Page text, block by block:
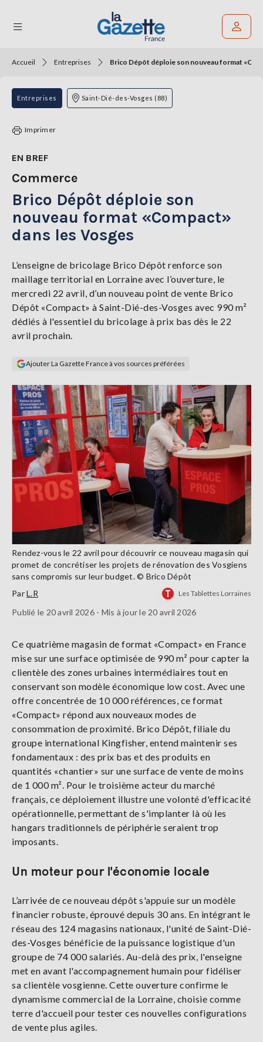
THÉMATIQUES
RÉGIONS
TENDANCES
SERVICES
LA
GAZETTE
Se
connecter
S'abonner
Accueil Entreprises Brico Dépôt déploie son nouveau format
Entreprises Saint-Dié-des-Vosges (88)
Imprimer
EN BREF
Commerce
Brico Dépôt déploie son
nouveau format «Compact»
dans les Vosges
L’enseigne de bricolage Brico Dépôt renforce son
maillage territorial en Lorraine avec l’ouverture, le
mercredi 22 avril, d’un nouveau point de vente Brico
Dépôt «Compact» à Saint-Dié-des-Vosges avec 990 m²
dédiés à l'essentiel du bricolage à prix bas dès le 22
avril prochain.
Ajouter La Gazette France à vos sources préférées
Rendez-vous le 22 avril pour découvrir ce nouveau magasin qui
promet de concrétiser les projets de rénovation des Vosgiens
sans compromis sur leur budget. © Brico Dépôt
ParL.R Les Tablettes Lorraines
Publié le 20 avril 2026 - Mis à jour le 20 avril 2026
Ce quatrième magasin de format «Compact» en France
mise sur une surface optimisée de 990 m² pour capter la
clientèle des zones urbaines intermédiaires tout en
conservant son modèle économique low cost. Avec une
offre concentrée de 10 000 références, ce format
«Compact» répond aux nouveaux modes de
consommation de proximité. Brico Dépôt, filiale du
groupe international Kingfisher, entend maintenir ses
fondamentaux : des prix bas et des produits en
quantités «chantier» sur une surface de vente de moins
de 1 000 m². Pour le troisième acteur du marché
français, ce déploiement illustre une volonté d'efficacité
opérationnelle, permettant de s'implanter là où les
hangars traditionnels de périphérie seraient trop
imposants.
Un moteur pour l'économie locale
L’arrivée de ce nouveau dépôt s'appuie sur un modèle
financier robuste, éprouvé depuis 30 ans. En intégrant le
réseau des 124 magasins nationaux, l'unité de Saint-Dié-
des-Vosges bénéficie de la puissance logistique d'un
groupe de 74 000 salariés. Au-delà des prix, l'enseigne
met en avant l'accompagnement humain pour fidéliser
sa clientèle vosgienne. Cette ouverture confirme le
dynamisme commercial de la Lorraine, choisie comme
terre d'accueil pour tester ces nouvelles configurations
de vente plus agiles.